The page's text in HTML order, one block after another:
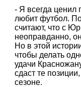
- Я всегда ценил
любит футбол.
считают, что с
неоправданно,
Но в этой
чтобы делать
удачи
сдаст те
сезоне.